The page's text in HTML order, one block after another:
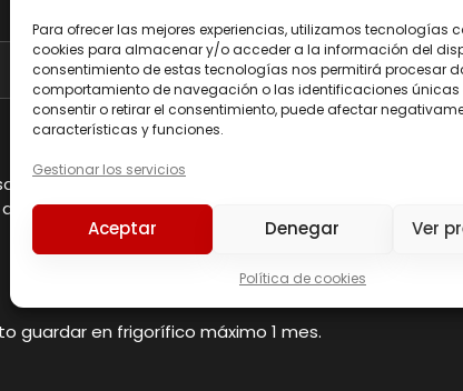
Para ofrecer las mejores experiencias, utilizamos tecnologías
cookies para almacenar y/o acceder a la información del
consentimiento de estas tecnologías nos permitirá procesar
comportamiento de navegación o las identificaciones únicas
consentir o retirar el consentimiento, puede afectar
características y funciones.
Gestionar los servicios
Aceptar Denegar Ver
Política de cookies
0,4 g
estabilizante (goma xantana), aromas (contiene
guardar en frigorífico máximo 1 mes.